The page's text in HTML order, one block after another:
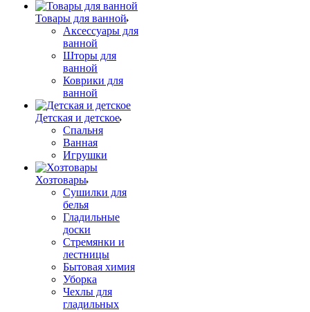
Товары для ванной
Аксессуары для
ванной
Шторы для
ванной
Коврики для
ванной
Детская и детское
Спальня
Ванная
Игрушки
Хозтовары
Сушилки для
белья
Гладильные
доски
Стремянки и
лестницы
Бытовая химия
Уборка
Чехлы для
гладильных